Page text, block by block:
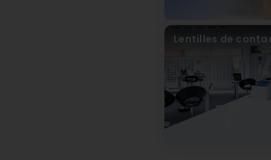
Virun 11
very
grand
Lentilles de